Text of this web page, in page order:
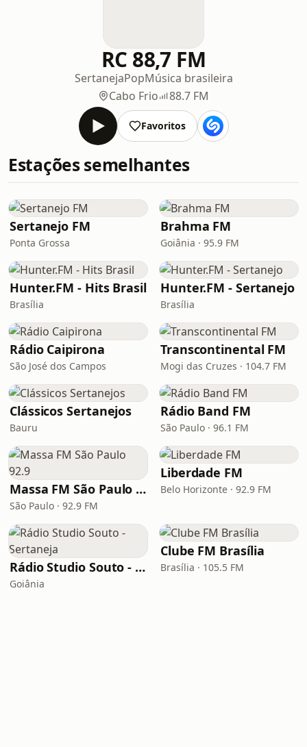
RC 88,7 FM
SertanejaPopMúsica brasileira
Cabo Frio
88.7 FM
Favoritos
Estações semelhantes
Sertanejo FM
Ponta Grossa
Brahma FM
Goiânia · 95.9 FM
Hunter.FM - Hits Brasil
Brasília
Hunter.FM - Sertanejo
Brasília
Rádio Caipirona
São José dos Campos
Transcontinental FM
Mogi das Cruzes · 104.7 FM
Clássicos Sertanejos
Bauru
Rádio Band FM
São Paulo · 96.1 FM
Massa FM São Paulo 92.9
São Paulo · 92.9 FM
Liberdade FM
Belo Horizonte · 92.9 FM
Rádio Studio Souto - Sertaneja
Goiânia
Clube FM Brasília
Brasília · 105.5 FM